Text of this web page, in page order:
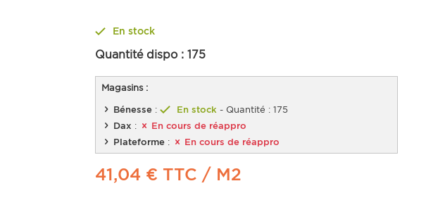
En stock
Quantité dispo :175
Magasins :
Bénesse : En stock - Quantité : 175
Dax :
En cours de réappro
Plateforme : En cours de réappro
41,04 € TTC / M2